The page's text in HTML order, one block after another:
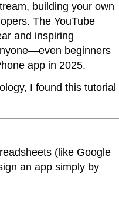
building your own
The YouTube
and inspiring
beginners
app in 2025.
I found this tutorial
(like Google
an app simply by